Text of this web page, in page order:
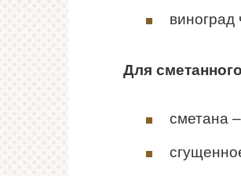
виноград
Для
сметана